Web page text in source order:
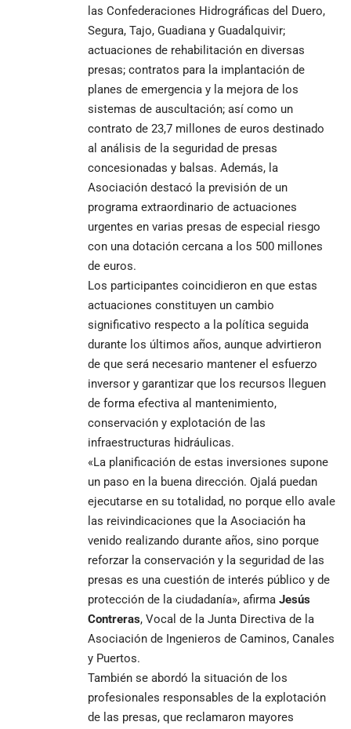
las Confederaciones Hidrográficas del Duero,
Segura, Tajo, Guadiana y Guadalquivir;
actuaciones de rehabilitación en diversas
presas; contratos para la implantación de
planes de emergencia y la mejora de los
sistemas de auscultación; así como un
contrato de 23,7 millones de euros destinado
al análisis de la seguridad de presas
concesionadas y balsas. Además, la
Asociación destacó la previsión de un
programa extraordinario de actuaciones
urgentes en varias presas de especial riesgo
con una dotación cercana a los 500 millones
de euros.
Los participantes coincidieron en que estas
actuaciones constituyen un cambio
significativo respecto a la política seguida
durante los últimos años, aunque advirtieron
de que será necesario mantener el esfuerzo
inversor y garantizar que los recursos lleguen
de forma efectiva al mantenimiento,
conservación y explotación de las
infraestructuras hidráulicas.
«La planificación de estas inversiones supone
un paso en la buena dirección. Ojalá puedan
ejecutarse en su totalidad, no porque ello avale
las reivindicaciones que la Asociación ha
venido realizando durante años, sino porque
reforzar la conservación y la seguridad de las
presas es una cuestión de interés público y de
protección de la ciudadanía», afirma Jesús
Contreras, Vocal de la Junta Directiva de la
Asociación de Ingenieros de Caminos, Canales
y Puertos.
También se abordó la situación de los
profesionales responsables de la explotación
de las presas, que reclamaron mayores